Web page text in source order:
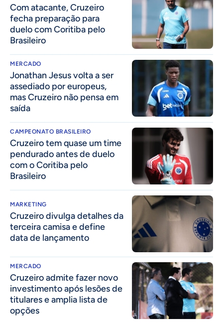
Com atacante, Cruzeiro
fecha preparação para
duelo com Coritiba pelo
Brasileiro
MERCADO
Jonathan Jesus volta a ser
assediado por europeus,
mas Cruzeiro não pensa em
saída
CAMPEONATO BRASILEIRO
Cruzeiro tem quase um time
pendurado antes de duelo
com o Coritiba pelo
Brasileiro
MARKETING
Cruzeiro divulga detalhes da
terceira camisa e define
data de lançamento
MERCADO
Cruzeiro admite fazer novo
investimento após lesões de
titulares e amplia lista de
opções